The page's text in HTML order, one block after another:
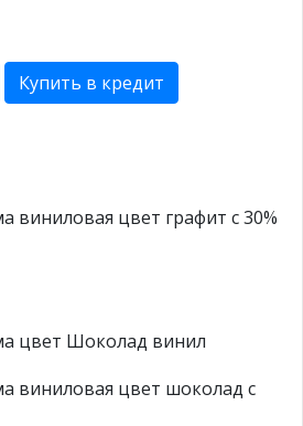
Купить в кредит
виниловая цвет графит с 30%
цвет Шоколад винил
виниловая цвет шоколад с